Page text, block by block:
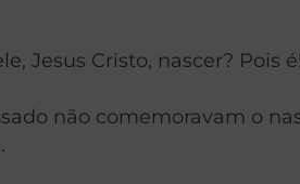
Jesus Cristo, nascer? Pois é!
não comemoravam o